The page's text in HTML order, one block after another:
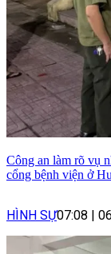
Công an làm rõ vụ
cổng bệnh viện ở
HÌNH SỰ07:08